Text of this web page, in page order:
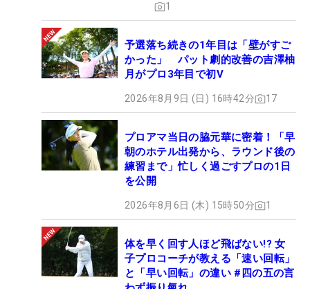
1
予選落ち続きの1年目は「壁がすご
かった」 パット劇的改善の吉澤柚
月がプロ3年目で初V
2026年8月9日 (日) 16時42分 17
プロアマ当日の脇元華に密着！「早
朝のホテル出発から、ラウンド後の
練習まで」忙しく過ごすプロの1日
を公開
2026年8月6日 (木) 15時50分 1
体を早く回す人ほど飛ばない!? 女
子プロコーチが教える「速い回転」
と「早い回転」の違い #四の五の言